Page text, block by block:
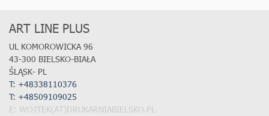
ART LINE PLUS
UL KOMOROWICKA 96
43-300 BIELSKO-BIAŁA
ŚLĄSK- PL
T: +48338110376
T: +48509109025
E: WOJTEK(AT)DRUKARNIABIELSKO.PL